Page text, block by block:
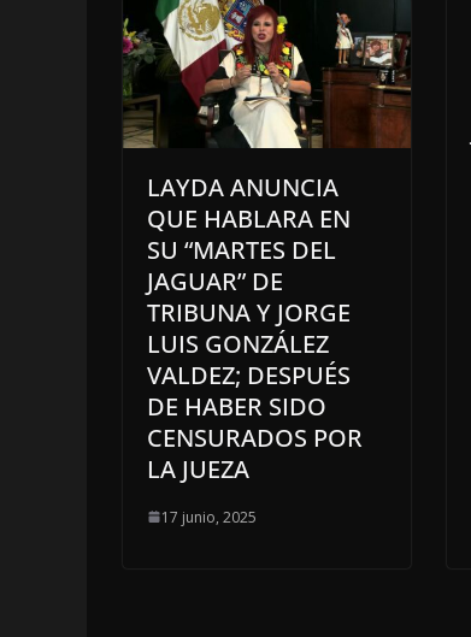
LAYDA ANUNCIA
QUE HABLARA EN
SU “MARTES DEL
JAGUAR” DE
TRIBUNA Y JORGE
LUIS GONZÁLEZ
VALDEZ; DESPUÉS
DE HABER SIDO
CENSURADOS POR
LA JUEZA
17 junio, 2025